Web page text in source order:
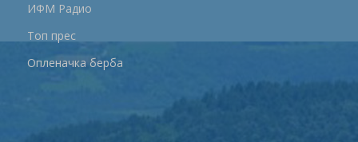
ИФМ Радио
Топ прес
Опленачка берба